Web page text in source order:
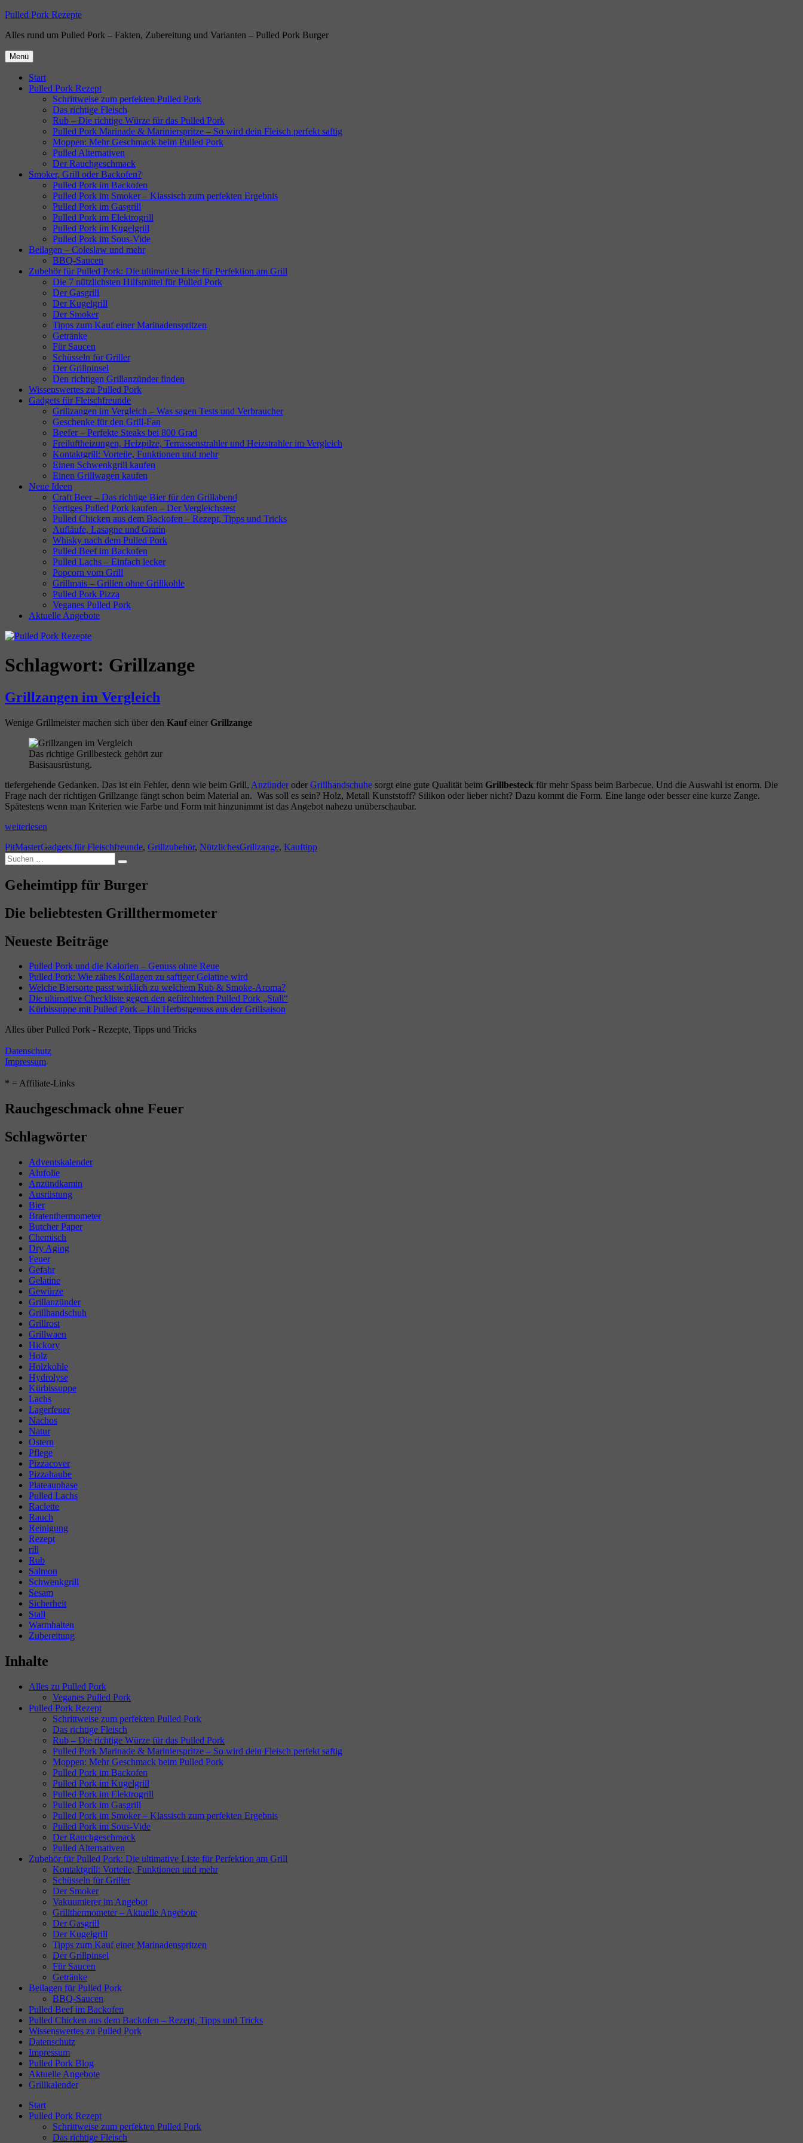
Zum
springen
Pulled Pork Rezepte
Alles rund um Pulled Pork – Fakten, Zubereitung und Varianten – Pulled Pork Burger
Menü
Start
Pulled Pork Rezept
Schrittweise zum perfekten Pulled Pork
Das richtige Fleisch
Rub – Die richtige Würze für das Pulled Pork
Pulled Pork Marinade & Marinierspritze – So wird dein Fleisch perfekt saftig
Moppen: Mehr Geschmack beim Pulled Pork
Pulled Alternativen
Der Rauchgeschmack
Smoker, Grill oder Backofen?
Pulled Pork im Backofen
Pulled Pork im Smoker – Klassisch zum perfekten Ergebnis
Pulled Pork im Gasgrill
Pulled Pork im Elektrogrill
Pulled Pork im Kugelgrill
Pulled Pork im Sous-Vide
Beilagen – Coleslaw und mehr
BBQ-Saucen
Zubehör für Pulled Pork: Die ultimative Liste für Perfektion am Grill
Die 7 nützlichsten Hilfsmittel für Pulled Pork
Der Gasgrill
Der Kugelgrill
Der Smoker
Tipps zum Kauf einer Marinadenspritzen
Getränke
Für Saucen
Schüsseln für Griller
Der Grillpinsel
Den richtigen Grillanzünder finden
Wissenswertes zu Pulled Pork
Gadgets für Fleischfreunde
Grillzangen im Vergleich – Was sagen Tests und Verbraucher
Geschenke für den Grill-Fan
Beefer – Perfekte Steaks bei 800 Grad
Freiluftheizungen, Heizpilze, Terrassenstrahler und Heizstrahler im Vergleich
Kontaktgrill: Vorteile, Funktionen und mehr
Einen Schwenkgrill kaufen
Einen Grillwagen kaufen
Neue Ideen
Craft Beer – Das richtige Bier für den Grillabend
Fertiges Pulled Pork kaufen – Der Vergleichstest
Pulled Chicken aus dem Backofen – Rezept, Tipps und Tricks
Aufläufe, Lasagne und Gratin
Whisky nach dem Pulled Pork
Pulled Beef im Backofen
Pulled Lachs – Einfach lecker
Popcorn vom Grill
Grillmais – Grillen ohne Grillkohle
Pulled Pork Pizza
Veganes Pulled Pork
Aktuelle Angebote
Schlagwort: Grillzange
Grillzangen im Vergleich
Wenige Grillmeister machen sich über den Kaufeiner Grillzange
Das richtige Grillbesteck gehört zur
Basisausrüstung.
tiefergehende Gedanken. Das ist ein Fehler, denn wie beim Grill, Anzünderoder Grillhandschuhe sorgt eine gute Qualität beim Grillbesteck für mehr Spass beim Barbecue. Und die Auswahl ist enorm. Die
Frage nach der richtigen Grillzange fängt schon beim Material an. Was soll es sein? Holz, Metall Kunststoff? Silikon oder lieber nicht? Dazu kommt die Form. Eine lange oder besser eine kurze Zange.
Spätestens wenn man Kriterien wie Farbe und Form mit hinzunimmt ist das Angebot nahezu unüberschaubar.
„Grillzangen
Vergleich“
weiterlesen
Autor
PitMasterKategorien
Gadgets für Fleischfreunde, Grillzubehör, NützlichesSchlagwörter
Grillzange, Kauftipp
Suchen
nach:
Suchen
Geheimtipp für Burger
Die beliebtesten Grillthermometer
Neueste Beiträge
Pulled Pork und die Kalorien – Genuss ohne Reue
Pulled Pork: Wie zähes Kollagen zu saftiger Gelatine wird
Welche Biersorte passt wirklich zu welchem Rub & Smoke-Aroma?
Die ultimative Checkliste gegen den gefürchteten Pulled Pork „Stall“
Kürbissuppe mit Pulled Pork – Ein Herbstgenuss aus der Grillsaison
Alles über Pulled Pork - Rezepte, Tipps und Tricks
Datenschutz
Impressum
* = Affiliate-Links
Rauchgeschmack ohne Feuer
Schlagwörter
Adventskalender
Alufolie
Anzündkamin
Ausrüstung
Bier
Bratenthermometer
Butcher Paper
Chemisch
Dry Aging
Feuer
Gefahr
Gelatine
Gewürze
Grillanzünder
Grillhandschuh
Grillrost
Grillwaen
Hickory
Holz
Holzkohle
Hydrolyse
Kürbissuppe
Lachs
Lagerfeuer
Nachos
Natur
Ostern
Pflege
Pizzacover
Pizzahaube
Plateauphase
Pulled Lachs
Raclette
Rauch
Reinigung
Rezept
rill
Rub
Salmon
Schwenkgrill
Sesam
Sicherheit
Stall
Warmhalten
Zubereitung
Inhalte
Alles zu Pulled Pork
Veganes Pulled Pork
Pulled Pork Rezept
Schrittweise zum perfekten Pulled Pork
Das richtige Fleisch
Rub – Die richtige Würze für das Pulled Pork
Pulled Pork Marinade & Marinierspritze – So wird dein Fleisch perfekt saftig
Moppen: Mehr Geschmack beim Pulled Pork
Pulled Pork im Backofen
Pulled Pork im Kugelgrill
Pulled Pork im Elektrogrill
Pulled Pork im Gasgrill
Pulled Pork im Smoker – Klassisch zum perfekten Ergebnis
Pulled Pork im Sous-Vide
Der Rauchgeschmack
Pulled Alternativen
Zubehör für Pulled Pork: Die ultimative Liste für Perfektion am Grill
Kontaktgrill: Vorteile, Funktionen und mehr
Schüsseln für Griller
Der Smoker
Vakuumierer im Angebot
Grillthermometer – Aktuelle Angebote
Der Gasgrill
Der Kugelgrill
Tipps zum Kauf einer Marinadenspritzen
Der Grillpinsel
Für Saucen
Getränke
Beilagen für Pulled Pork
BBQ-Saucen
Pulled Beef im Backofen
Pulled Chicken aus dem Backofen – Rezept, Tipps und Tricks
Wissenswertes zu Pulled Pork
Datenschutz
Impressum
Pulled Pork Blog
Aktuelle Angebote
Grillkalender
Start
Pulled Pork Rezept
Schrittweise zum perfekten Pulled Pork
Das richtige Fleisch